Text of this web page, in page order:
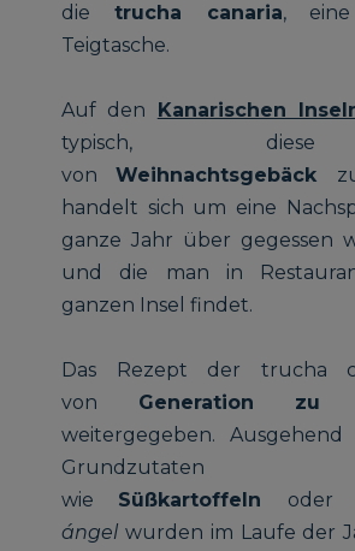
die trucha canaria, eine
Teigtasche.
Auf den Kanarischen
typisch,
vonWeihnachtsgebäck
handelt sich um eine
ganze Jahr über gegessen
und die man in
ganzen Insel findet.
Das Rezept der trucha
von Generation zu
weitergegeben.
Grundzutaten
wie Süßkartoffeln oder
ángel wurden im Laufe der